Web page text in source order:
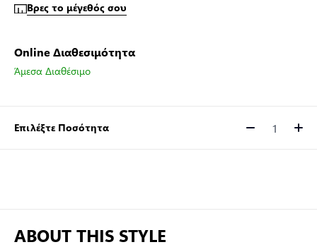
Βρες το μέγεθός σου
Online Διαθεσιμότητα
Άμεσα Διαθέσιμο
Επιλέξτε Ποσότητα Ποσότητα
ABOUT THIS STYLE